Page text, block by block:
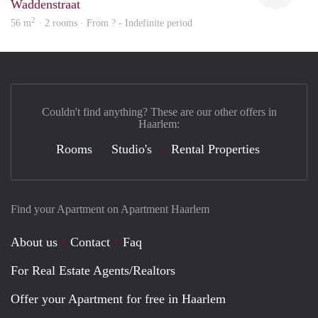
Waddenstraat
56 m2 · 2 rooms · From ? - Indefinite period
Find your Apartment on Apartment Haarlem
About us Contact
Faq
For Real Estate Agents/Realtors
Offer your Apartment for free in Haarlem
Couldn't find anything? These are our other offers in
Haarlem:
Rooms Studio's Rental Properties